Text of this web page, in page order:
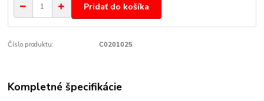
Pridať do košíka
Číslo produktu: C0201025
Kompletné špecifikácie